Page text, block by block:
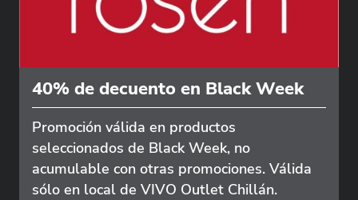
40% de decuento en Black Week
Promoción válida en productos
seleccionados de Black Week, no
acumulable con otras promociones. Válida
sólo en local de VIVO Outlet Chillán.